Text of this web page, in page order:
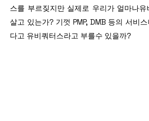
스를 부르짖지만 실제로 우리가 얼마나
살고 있는가? 기껏 PMP, DMB 등의 서비
다고 유비쿼터스라고 부를수 있을까?